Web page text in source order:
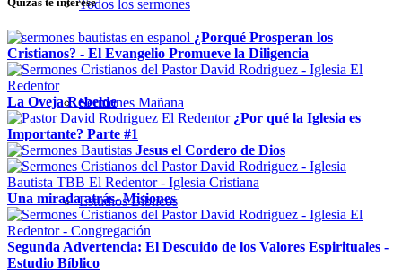
Todos los sermones
Sermones Mañana
Estudios Bíblicos
¿Porqué Prosperan los
Cristianos? - El Evangelio Promueve la Diligencia
La Oveja Rebelde
¿Por qué la Iglesia es
Importante? Parte #1
Jesus el Cordero de Dios
Una mirada atrás- Misiones
Segunda Advertencia: El Descuido de los Valores Espirituales -
Estudio Bíblico